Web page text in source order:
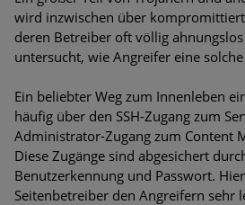
Bedrohungen
Ungebremster Aufstieg: Mega-
unterschätzen
Weiterentwicklung der HTTP-
Experten vor Tsunami bei Web-
Phishing-Trend: Führungskräfte im
wird inzwischen über
deren Betreiber oft völlig
untersucht, wie Angreifer eine
Ein beliebter Weg zum Innenleben
häufig über den SSH-Zugang zum
Administrator-Zugang zum Content
Diese Zugänge sind abgesichert
Benutzerkennung und Passwort.
Seitenbetreiber den Angreifern sehr